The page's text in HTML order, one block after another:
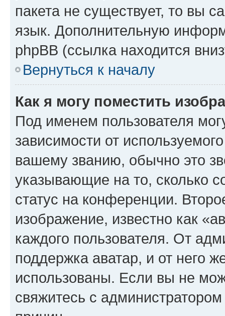
пакета не существует, то вы
язык. Дополнительную
phpBB (ссылка находится
Вернуться к началу
Как я могу поместить
Под именем пользователя
зависимости от
вашему званию, обычно это
указывающие на то, сколько
статус на конференции.
изображение, известно как
каждого пользователя. От
поддержка аватар, и от него
использованы. Если вы не
свяжитесь с